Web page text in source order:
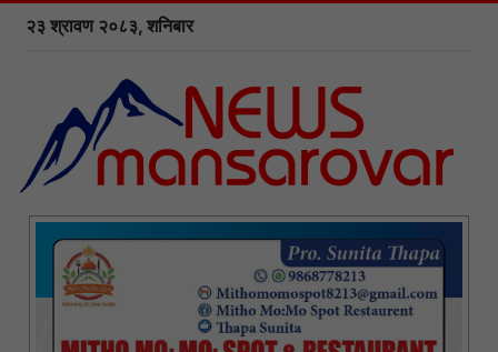
२३ श्रावण २०८३, शनिबार